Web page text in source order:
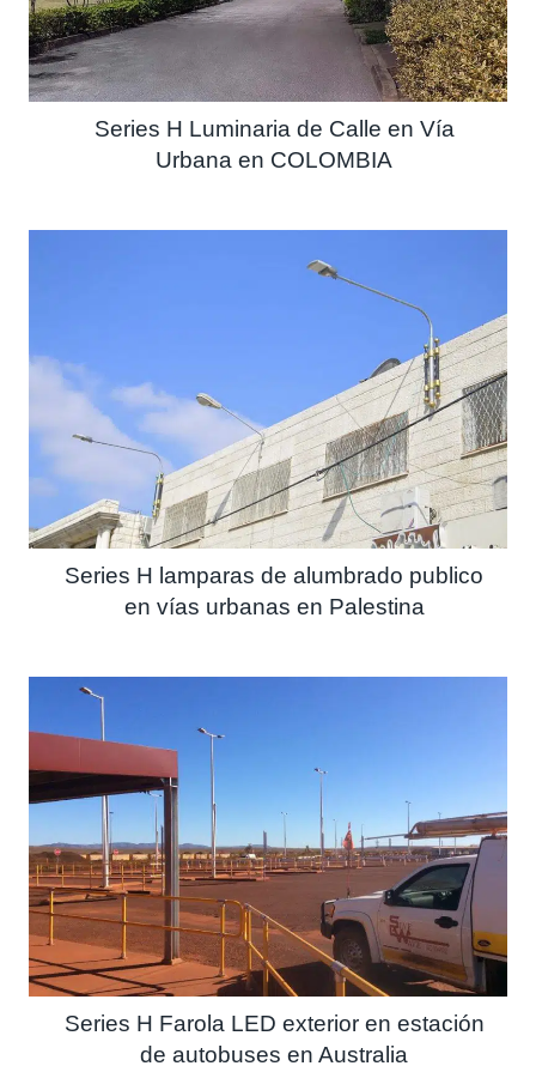
Series H Luminaria de Calle en Vía
Urbana en COLOMBIA
Series H lamparas de alumbrado publico
en vías urbanas en Palestina
Series H Farola LED exterior en estación
de autobuses en Australia